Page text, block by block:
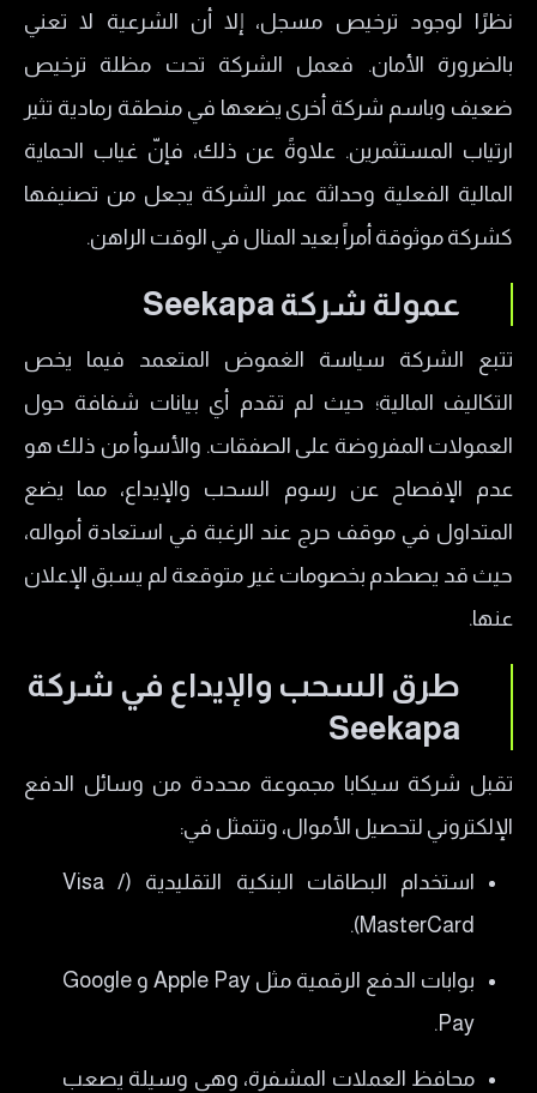
نظرًا لوجود ترخيص مسجل، إلا أن الشرعية لا تعني
بالضرورة الأمان. فعمل الشركة تحت مظلة ترخيص
ضعيف وباسم شركة أخرى يضعها في منطقة رمادية تثير
ارتياب المستثمرين. علاوةً عن ذلك، فإنّ غياب الحماية
المالية الفعلية وحداثة عمر الشركة يجعل من تصنيفها
كشركة موثوقة أمراً بعيد المنال في الوقت الراهن.
عمولة شركة Seekapa
تتبع الشركة سياسة الغموض المتعمد فيما يخص
التكاليف المالية؛ حيث لم تقدم أي بيانات شفافة حول
العمولات المفروضة على الصفقات. والأسوأ من ذلك هو
عدم الإفصاح عن رسوم السحب والإيداع، مما يضع
المتداول في موقف حرج عند الرغبة في استعادة أمواله،
حيث قد يصطدم بخصومات غير متوقعة لم يسبق الإعلان
عنها.
طرق السحب والإيداع في شركة
Seekapa
تقبل شركة سيكابا مجموعة محددة من وسائل الدفع
الإلكتروني لتحصيل الأموال، وتتمثل في:
استخدام البطاقات البنكية التقليدية (Visa /
MasterCard).
بوابات الدفع الرقمية مثل Apple Pay و Google
Pay.
محافظ العملات المشفرة، وهي وسيلة يصعب